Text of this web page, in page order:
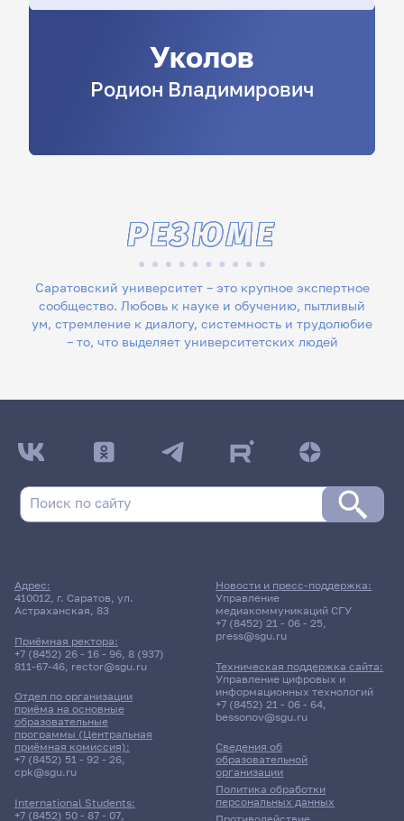
Уколов
Родион Владимирович
Саратовский университет – это крупное экспертное
сообщество. Любовь к науке и обучению, пытливый
ум, стремление к диалогу, системность и трудолюбие
– то, что выделяет университетских людей
РЕЗЮМЕ
Адрес:
410012, г. Саратов, ул.
Астраханская, 83
Приёмная ректора:
+7 (8452) 26 - 16 - 96, 8 (937)
811-67-46, rector@sgu.ru
Отдел по организации
приёма на основные
образовательные
программы (Центральная
приёмная комиссия):
+7 (8452) 51 - 92 - 26,
cpk@sgu.ru
International Students:
+7 (8452) 50 - 87 - 07,
Сведения об
образовательной
организации
Политика обработки
персональных данных
Новости и пресс-поддержка:
Управление
медиакоммуникаций СГУ
+7 (8452) 21 - 06 - 25,
press@sgu.ru
Техническая поддержка сайта:
Управление цифровых и
информационных технологий
+7 (8452) 21 - 06 - 64,
bessonov@sgu.ru